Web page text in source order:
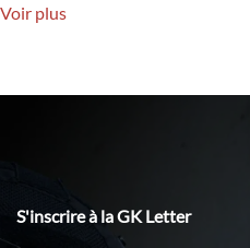
Voir plus
S'inscrire à la GK Letter